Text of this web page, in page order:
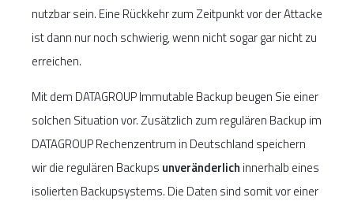
nutzbar sein. Eine Rückkehr zum Zeitpunkt vor der Attacke
ist dann nur noch schwierig, wenn nicht sogar gar nicht zu
erreichen.
Mit dem DATAGROUP Immutable Backup beugen Sie einer
solchen Situation vor. Zusätzlich zum regulären Backup im
DATAGROUP Rechenzentrum in Deutschland speichern
wir die regulären Backups unveränderlich innerhalb eines
isolierten Backupsystems. Die Daten sind somit vor einer